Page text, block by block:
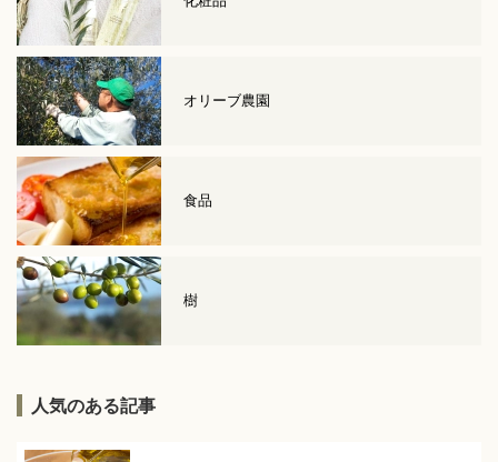
オリーブ農園
食品
樹
人気のある記事